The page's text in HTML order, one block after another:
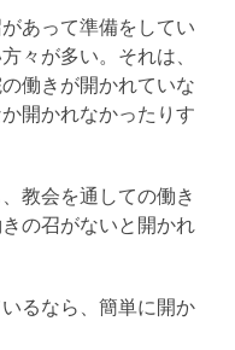
あって準備をしてい
々が多い。それは、
働きが開かれていな
開かれなかったりす
教会を通しての働き
の召がないと開かれ
るなら、簡単に開か